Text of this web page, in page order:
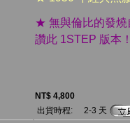
★ 無與倫比的發燒
讚此 1STEP 版本
NT$ 4,800
出貨時程:
2-3 天